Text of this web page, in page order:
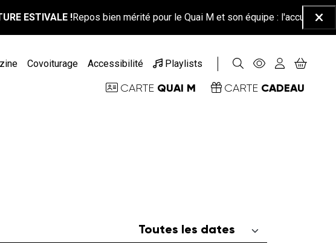
ESTIVALE !Repos bien mérité pour le Quai M et son équipe : l'accueil-
Covoiturage Accessibilité Playlists
CARTE QUAI M CARTE CADEAU